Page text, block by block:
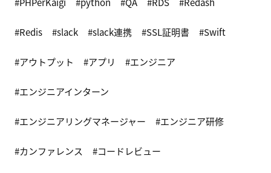
Redis slack slack連携 SSL証明書 Swift
アウトプット アプリ エンジニア
エンジニアインターン
エンジニアリングマネージャー エンジニア研修
カンファレンス コードレビュー